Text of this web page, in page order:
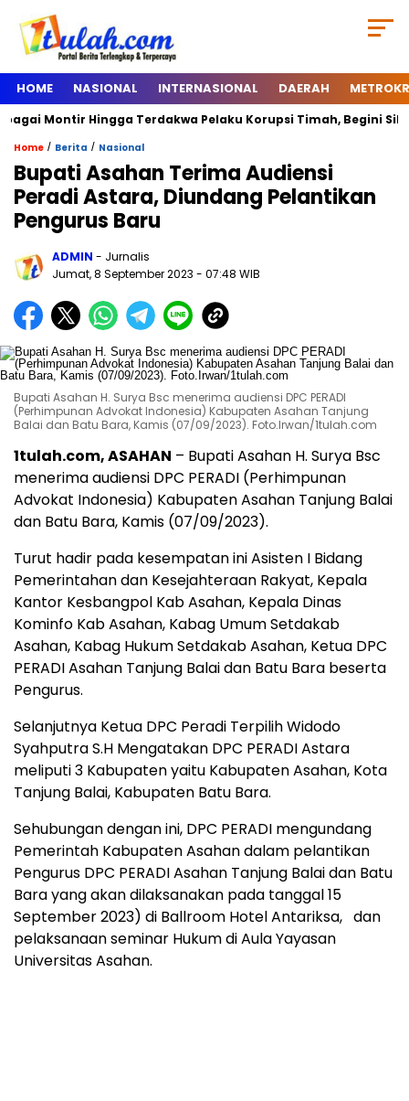
HOME NASIONAL INTERNASIONAL DAERAH
Montir Hingga Terdakwa Pelaku Korupsi Timah, Begini Silsilah
Home / Berita / Nasional
Bupati Asahan Terima Audiensi
Peradi Astara, Diundang Pelantikan
Pengurus Baru
ADMIN - Jurnalis
Jumat, 8 September 2023 - 07:48 WIB
Bupati Asahan H. Surya Bsc menerima audiensi DPC PERADI
(Perhimpunan Advokat Indonesia) Kabupaten Asahan Tanjung
Balai dan Batu Bara, Kamis (07/09/2023). Foto.Irwan/1tulah.com
1tulah.com, ASAHAN – Bupati Asahan H. Surya Bsc
menerima audiensi DPC PERADI (Perhimpunan
Advokat Indonesia) Kabupaten Asahan Tanjung Balai
dan Batu Bara, Kamis (07/09/2023).
Turut hadir pada kesempatan ini Asisten I Bidang
Pemerintahan dan Kesejahteraan Rakyat, Kepala
Kantor Kesbangpol Kab Asahan, Kepala Dinas
Kominfo Kab Asahan, Kabag Umum Setdakab
Asahan, Kabag Hukum Setdakab Asahan, Ketua DPC
PERADI Asahan Tanjung Balai dan Batu Bara beserta
Pengurus.
Selanjutnya Ketua DPC Peradi Terpilih Widodo
Syahputra S.H Mengatakan DPC PERADI Astara
meliputi 3 Kabupaten yaitu Kabupaten Asahan, Kota
Tanjung Balai, Kabupaten Batu Bara.
Sehubungan dengan ini, DPC PERADI mengundang
Pemerintah Kabupaten Asahan dalam pelantikan
Pengurus DPC PERADI Asahan Tanjung Balai dan Batu
Bara yang akan dilaksanakan pada tanggal 15
September 2023) di Ballroom Hotel Antariksa, dan
pelaksanaan seminar Hukum di Aula Yayasan
Universitas Asahan.